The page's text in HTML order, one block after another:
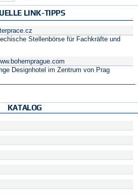
LINK-TIPPS
Stellenbörse für Fachkräfte und
Designhotel im Zentrum von Prag
KATALOG